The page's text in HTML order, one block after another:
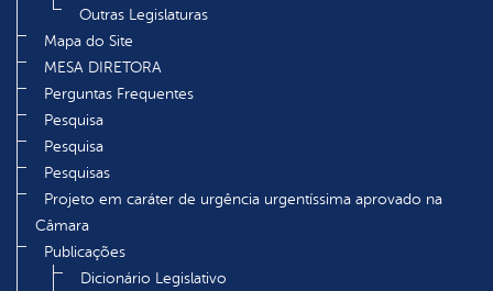
Outras Legislaturas
Mapa do Site
MESA DIRETORA
Perguntas Frequentes
Pesquisa
Pesquisa
Pesquisas
Projeto em caráter de urgência urgentíssima aprovado na
Câmara
Publicações
Dicionário Legislativo